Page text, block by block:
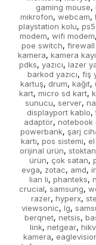
gaming mouse,
mikrofon, webcam,
playstation kolu,
modem, wifi modem,
poe switch, firewall
kamera, kamera
pdks, yazıcı, lazer
barkod yazıcı, fiş
kartuş, drum, kağıt,
kart, micro sd kart,
sunucu, server,
displayport kablo,
adaptör, notebook
powerbank, şarj
kartı, pos sistemi,
orijinal ürün,
ürün, çok satan,
evga, zotac, amd,
lian li, phanteks,
crucial, samsung,
razer, hyperx,
viewsonic, lg,
berqnet, netsis,
link, netgear,
kamera,